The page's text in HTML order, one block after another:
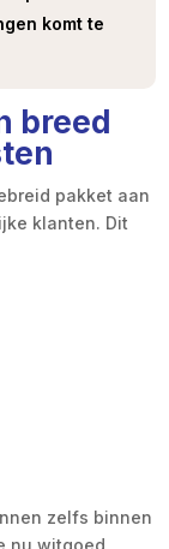
komt te
breed
pakket aan
klanten. Dit
zelfs binnen